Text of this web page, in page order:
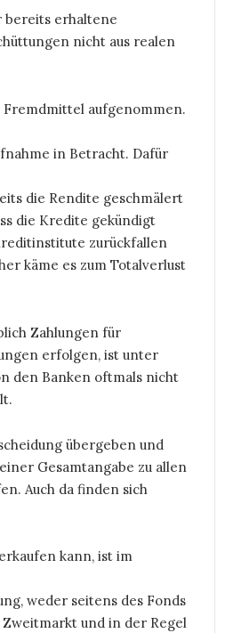
bereits erhaltene
nicht aus realen
aufgenommen.
in Betracht. Dafür
die Rendite geschmälert
die Kredite gekündigt
zurückfallen
käme es zum Totalverlust
Zahlungen für
erfolgen, ist unter
den Banken oftmals nicht
übergeben und
Gesamtangabe zu allen
Auch da finden sich
kann, ist im
weder seitens des Fonds
und in der Regel